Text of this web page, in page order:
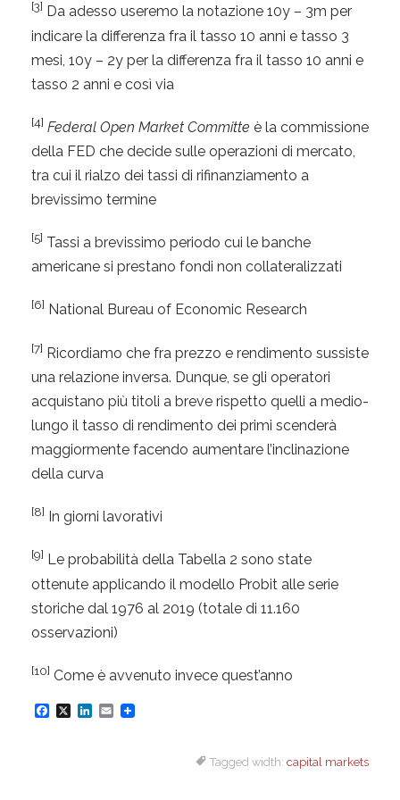
[3] Da adesso useremo la notazione 10y – 3m per
indicare la differenza fra il tasso 10 anni e tasso 3
mesi, 10y – 2y per la differenza fra il tasso 10 anni e
tasso 2 anni e così via
[4] Federal Open Market Committe è la commissione
della FED che decide sulle operazioni di mercato,
tra cui il rialzo dei tassi di rifinanziamento a
brevissimo termine
[5] Tassi a brevissimo periodo cui le banche
americane si prestano fondi non collateralizzati
[6] National Bureau of Economic Research
[7] Ricordiamo che fra prezzo e rendimento sussiste
una relazione inversa. Dunque, se gli operatori
acquistano più titoli a breve rispetto quelli a medio-
lungo il tasso di rendimento dei primi scenderà
maggiormente facendo aumentare l’inclinazione
della curva
[8] In giorni lavorativi
[9] Le probabilità della Tabella 2 sono state
ottenute applicando il modello Probit alle serie
storiche dal 1976 al 2019 (totale di 11.160
osservazioni)
[10] Come è avvenuto invece quest’anno
F
X
L
E
Tagged width: capital markets